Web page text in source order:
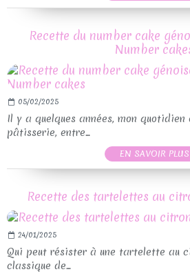
Recette du number cake
Number
05/02/2025
Il y a quelques années, mon
pâtisserie, entre...
EN SAVOIR PLUS
Recette des tartelettes au
24/01/2025
Qui peut résister à une tartelette au
classique de...